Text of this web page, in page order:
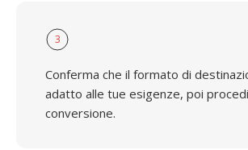
3
Conferma che il formato di
adatto alle tue esigenze, poi
conversione.